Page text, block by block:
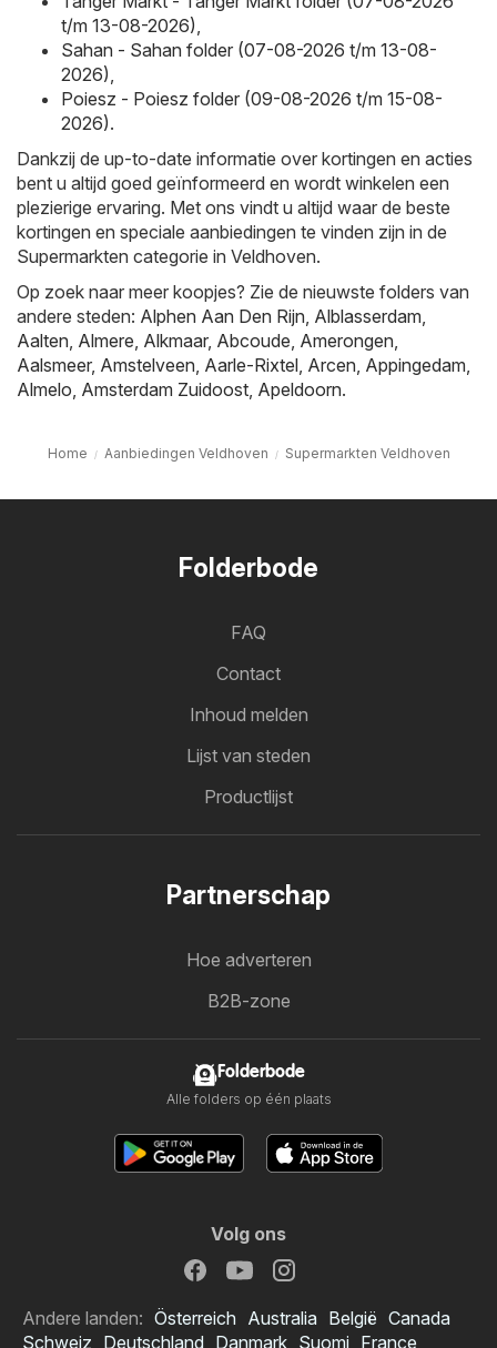
t/m 13-08-2026),
Sahan - Sahan folder (07-08-2026 t/m 13-08-
2026),
Poiesz - Poiesz folder (09-08-2026 t/m 15-08-
2026).
Dankzij de up-to-date informatie over kortingen en acties
bent u altijd goed geïnformeerd en wordt winkelen een
plezierige ervaring. Met ons vindt u altijd waar de beste
kortingen en speciale aanbiedingen te vinden zijn in de
Supermarkten categorie in Veldhoven.
Op zoek naar meer koopjes? Zie de nieuwste folders van
andere steden: Alphen Aan Den Rijn, Alblasserdam,
Aalten, Almere, Alkmaar, Abcoude, Amerongen,
Aalsmeer, Amstelveen, Aarle-Rixtel, Arcen, Appingedam,
Almelo, Amsterdam Zuidoost, Apeldoorn.
Home Aanbiedingen Veldhoven Supermarkten Veldhoven
Folderbode
FAQ
Contact
Inhoud melden
Lijst van steden
Productlijst
Partnerschap
Hoe adverteren
B2B-zone
Folderbode
Alle folders op één plaats
Volg ons
Andere landen: Österreich Australia België Canada
Schweiz Deutschland Danmark Suomi France